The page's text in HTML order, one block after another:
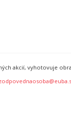
akcií, vyhotovuje